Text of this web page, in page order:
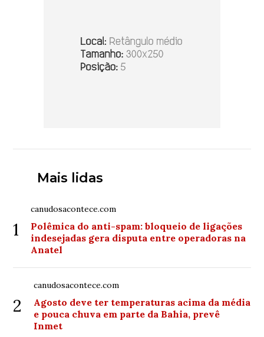
Mais lidas
1
canudosacontece.com
Polêmica do anti-spam: bloqueio de ligações
indesejadas gera disputa entre operadoras na
Anatel
2
canudosacontece.com
Agosto deve ter temperaturas acima da média
e pouca chuva em parte da Bahia, prevê
Inmet